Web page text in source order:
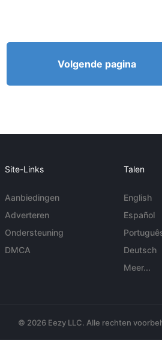
Volgende pagina
Site-Links
Aanbiedingen
Adverteren
Ondersteuning
DMCA
Talen
English
Español
Deutsch
Meer...
© 2026 Eezy LLC. Alle rechten